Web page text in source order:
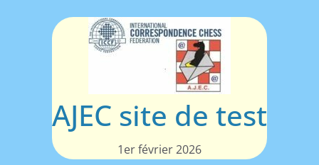
AJEC site de test
1er février 2026